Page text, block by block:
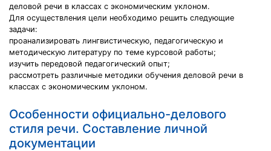
деловой речи в классах с экономическим уклоном.
Для осуществления цели необходимо решить следующие
задачи:
проанализировать лингвистическую, педагогическую и
методическую литературу по теме курсовой работы;
изучить передовой педагогический опыт;
рассмотреть различные методики обучения деловой речи в
классах с экономическим уклоном.
Особенности официально-делового
стиля речи. Составление личной
документации